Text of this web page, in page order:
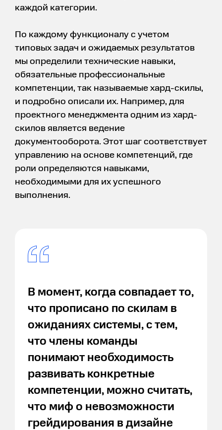
каждой категории.
По каждому функционалу с учетом
типовых задач и ожидаемых результатов
мы определили технические навыки,
обязательные профессиональные
компетенции, так называемые хард-скилы,
и подробно описали их. Например, для
проектного менеджмента одним из хард-
скилов является ведение
документооборота. Этот шаг соответствует
управлению на основе компетенций, где
роли определяются навыками,
необходимыми для их успешного
выполнения.
В момент, когда совпадает то,
что прописано по скилам в
ожиданиях системы, с тем,
что члены команды
понимают необходимость
развивать конкретные
компетенции, можно считать,
что миф о невозможности
грейдирования в дизайне